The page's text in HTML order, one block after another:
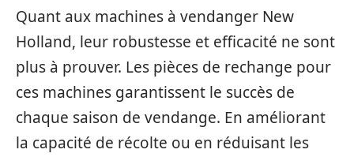
Quant aux machines à vendanger New
Holland, leur robustesse et efficacité ne sont
plus à prouver. Les pièces de rechange pour
ces machines garantissent le succès de
chaque saison de vendange. En améliorant
la capacité de récolte ou en réduisant les